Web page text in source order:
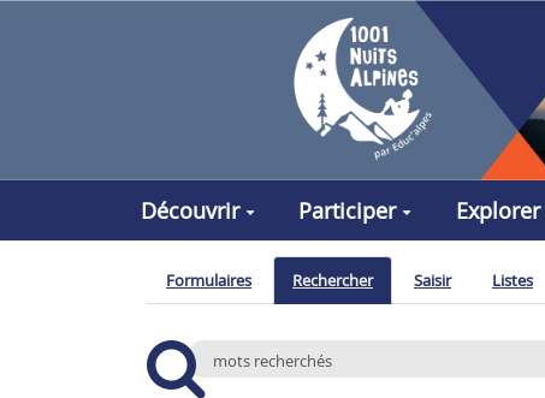
Découvrir Participer Explorer
Formulaires Rechercher Saisir Listes